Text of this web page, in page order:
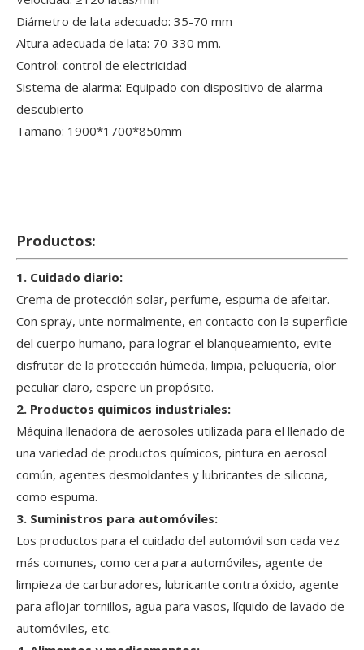
Diámetro de lata adecuado: 35-70 mm
Altura adecuada de lata: 70-330 mm.
Control: control de electricidad
Sistema de alarma: Equipado con dispositivo de alarma
descubierto
Tamaño: 1900*1700*850mm
Productos:
1. Cuidado diario:
Crema de protección solar, perfume, espuma de afeitar.
Con spray, unte normalmente, en contacto con la superficie
del cuerpo humano, para lograr el blanqueamiento, evite
disfrutar de la protección húmeda, limpia, peluquería, olor
peculiar claro, espere un propósito.
2. Productos químicos industriales:
Máquina llenadora de aerosoles utilizada para el llenado de
una variedad de productos químicos, pintura en aerosol
común, agentes desmoldantes y lubricantes de silicona,
como espuma.
3. Suministros para automóviles:
Los productos para el cuidado del automóvil son cada vez
más comunes, como cera para automóviles, agente de
limpieza de carburadores, lubricante contra óxido, agente
para aflojar tornillos, agua para vasos, líquido de lavado de
automóviles, etc.